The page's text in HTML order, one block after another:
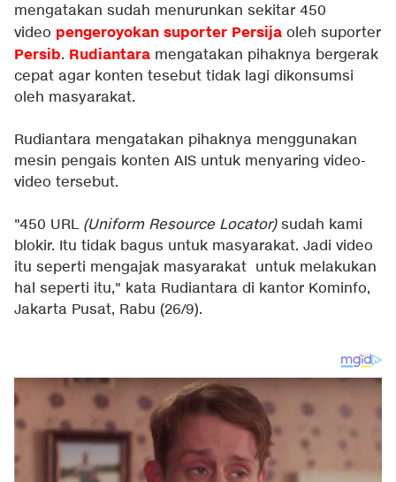
mengatakan sudah menurunkan sekitar 450
video pengeroyokan suporter Persija oleh suporter
Persib. Rudiantara mengatakan pihaknya bergerak
cepat agar konten tesebut tidak lagi dikonsumsi
oleh masyarakat.
Rudiantara mengatakan pihaknya menggunakan
mesin pengais konten AIS untuk menyaring video-
video tersebut.
"450 URL (Uniform Resource Locator)sudah kami
blokir. Itu tidak bagus untuk masyarakat. Jadi video
itu seperti mengajak masyarakat untuk melakukan
hal seperti itu," kata Rudiantara di kantor Kominfo,
Jakarta Pusat, Rabu (26/9).